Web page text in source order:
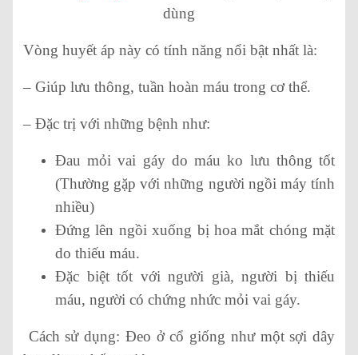
dùng
Vòng huyết áp này có tính năng nổi bật nhất là:
– Giúp lưu thông, tuần hoàn máu trong cơ thể.
– Đặc trị với những bệnh như:
Đau mỏi vai gáy do máu ko lưu thông tốt
(Thường gặp với những người ngồi máy tính
nhiều)
Đứng lên ngồi xuống bị hoa mắt chóng mặt
do thiếu máu.
Đặc biệt tốt với người già, người bị thiếu
máu, người có chứng nhức mỏi vai gáy.
Cách sử dụng: Đeo ở cổ giống như một sợi dây